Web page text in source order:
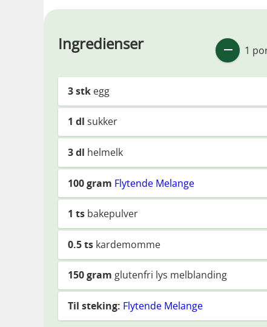
Ingredienser 1
3stk egg
1 dl sukker
3dl helmelk
100gram Flytende Melange
1 ts bakepulver
0.5ts kardemomme
150gram glutenfri lys melblanding
Til steking: Flytende Melange